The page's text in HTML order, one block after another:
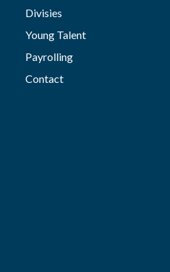
Divisies
Young Talent
Payrolling
Contact